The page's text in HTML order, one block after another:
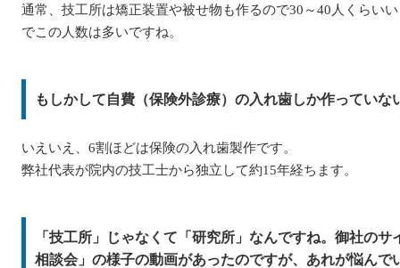
通常、技工所は矯正装置や被せ物も作るので30～40人くらい
でこの人数は多いですね。
もしかして自費（保険外診療）の入れ歯しか作っていな
いえいえ、6割ほどは保険の入れ歯製作です。
弊社代表が院内の技工士から独立して約15年経ちます。
「技工所」じゃなくて「研究所」なんですね。御社のサ
相談会」の様子の動画があったのですが、あれが悩んで